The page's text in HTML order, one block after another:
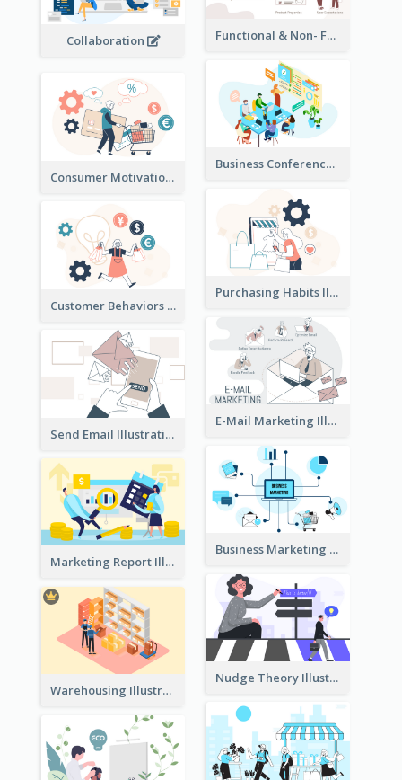
Collaboration Functional & Non- Functional Requirements Illustration
Business Conference Illustration
Consumer Motivation Illustration
Purchasing Habits Illustration
Customer Behaviors Illustration
E-Mail Marketing Illustration
Send Email Illustration
Business Marketing
Marketing Report Illustration
Nudge Theory Illustration
Warehousing Illustration